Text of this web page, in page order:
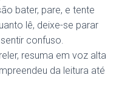
bater, pare, e tente
lê, deixe-se parar
confuso.
resuma em voz alta
da leitura até